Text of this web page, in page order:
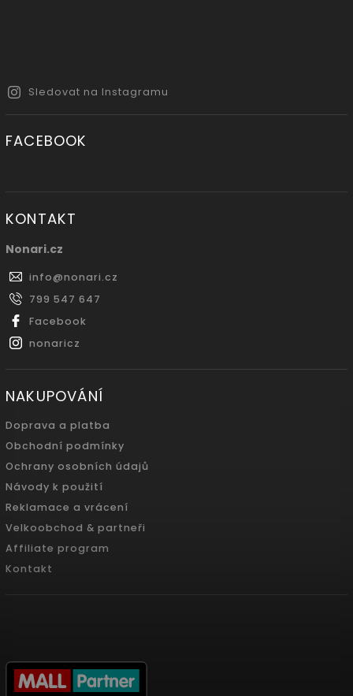
Sledovat na Instagramu
FACEBOOK
KONTAKT
Nonari.cz
info@nonari.cz
799 547 647
Facebook
nonaricz
NAKUPOVÁNÍ
Doprava a platba
Obchodní podmínky
Ochrany osobních údajů
Návody k použití
Reklamace a vrácení
Velkoobchod & partneři
Affiliate program
Kontakt